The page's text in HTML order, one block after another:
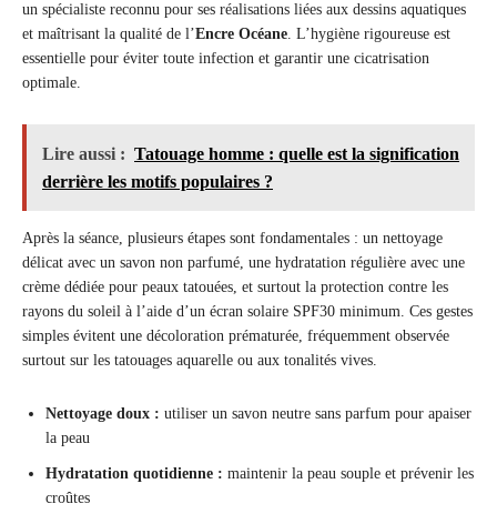
un spécialiste reconnu pour ses réalisations liées aux dessins aquatiques
et maîtrisant la qualité de l’Encre Océane. L’hygiène rigoureuse est
essentielle pour éviter toute infection et garantir une cicatrisation
optimale.
Lire aussi : Tatouage homme : quelle est la signification
derrière les motifs populaires ?
Après la séance, plusieurs étapes sont fondamentales : un nettoyage
délicat avec un savon non parfumé, une hydratation régulière avec une
crème dédiée pour peaux tatouées, et surtout la protection contre les
rayons du soleil à l’aide d’un écran solaire SPF30 minimum. Ces gestes
simples évitent une décoloration prématurée, fréquemment observée
surtout sur les tatouages aquarelle ou aux tonalités vives.
Nettoyage doux : utiliser un savon neutre sans parfum pour apaiser
la peau
Hydratation quotidienne : maintenir la peau souple et prévenir les
croûtes